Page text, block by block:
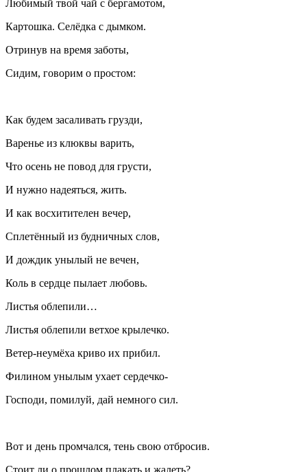
Любимый твой чай с бергамотом,
Картошка. Селёдка с дымком.
Отринув на время заботы,
Сидим, говорим о простом:
Как будем засаливать грузди,
Варенье из клюквы варить,
Что осень не повод для грусти,
И нужно надеяться, жить.
И как восхитителен вечер,
Сплетённый из будничных слов,
И дождик унылый не вечен,
Коль в сердце пылает любовь.
Листья облепили…
Листья облепили ветхое крылечко.
Ветер-неумёха криво их прибил.
Филином унылым ухает сердечко-
Господи, помилуй, дай немного сил.
Вот и день промчался, тень свою отбросив.